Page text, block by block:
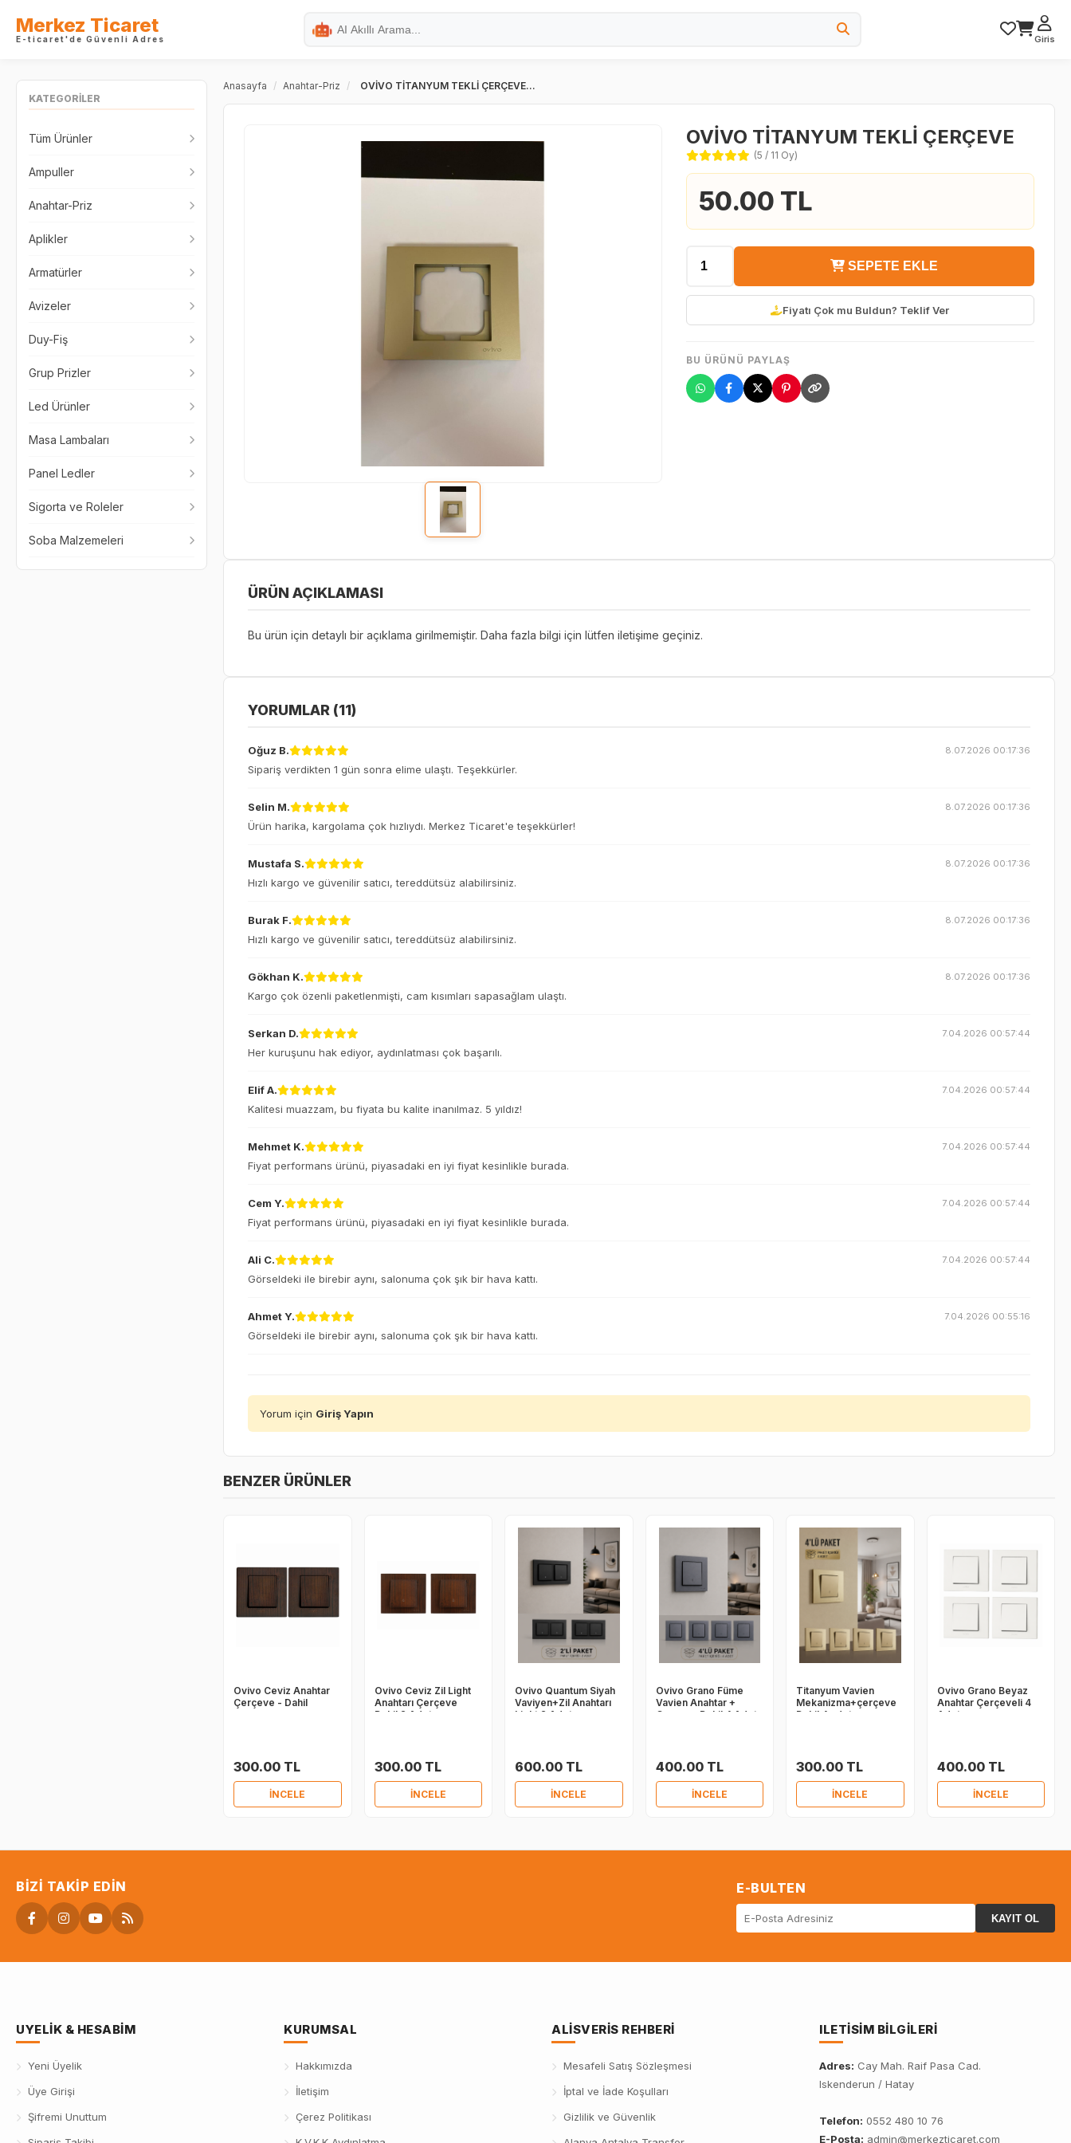
Merkez Ticaret
E-ticaret'de Güvenli Adres Giris
KATEGORİLER
Tüm Ürünler
Ampuller
Anahtar-Priz
Aplikler
Armatürler
Avizeler
Duy-Fiş
Grup Prizler
Led Ürünler
Masa Lambaları
Panel Ledler
Sigorta ve Roleler
Soba Malzemeleri
Anasayfa / Anahtar-Priz / OVİVO TİTANYUM TEKLİ ÇERÇEVE...
OVİVO TİTANYUM TEKLİ ÇERÇEVE
(5 / 11 Oy)
50.00 TL
SEPETE EKLE
Fiyatı Çok mu Buldun? Teklif Ver
BU ÜRÜNÜ PAYLAŞ
ÜRÜN AÇIKLAMASI
Bu ürün için detaylı bir açıklama girilmemiştir. Daha fazla bilgi için lütfen iletişime geçiniz.
YORUMLAR (11)
Oğuz B. 8.07.2026 00:17:36
Sipariş verdikten 1 gün sonra elime ulaştı. Teşekkürler.
Selin M. 8.07.2026 00:17:36
Ürün harika, kargolama çok hızlıydı. Merkez Ticaret'e teşekkürler!
Mustafa S. 8.07.2026 00:17:36
Hızlı kargo ve güvenilir satıcı, tereddütsüz alabilirsiniz.
Burak F. 8.07.2026 00:17:36
Hızlı kargo ve güvenilir satıcı, tereddütsüz alabilirsiniz.
Gökhan K. 8.07.2026 00:17:36
Kargo çok özenli paketlenmişti, cam kısımları sapasağlam ulaştı.
Serkan D. 7.04.2026 00:57:44
Her kuruşunu hak ediyor, aydınlatması çok başarılı.
Elif A. 7.04.2026 00:57:44
Kalitesi muazzam, bu fiyata bu kalite inanılmaz. 5 yıldız!
Mehmet K. 7.04.2026 00:57:44
Fiyat performans ürünü, piyasadaki en iyi fiyat kesinlikle burada.
Cem Y. 7.04.2026 00:57:44
Fiyat performans ürünü, piyasadaki en iyi fiyat kesinlikle burada.
Ali C. 7.04.2026 00:57:44
Görseldeki ile birebir aynı, salonuma çok şık bir hava kattı.
Ahmet Y. 7.04.2026 00:55:16
Görseldeki ile birebir aynı, salonuma çok şık bir hava kattı.
Yorum için Giriş Yapın
BENZER ÜRÜNLER
Ovivo Ceviz Anahtar
Çerçeve - Dahil
300.00 TL
İNCELE
Ovivo Ceviz Zil Light
Anahtarı Çerçeve
Dahil 2 Adet
300.00 TL
İNCELE
Ovivo Quantum Siyah
Vaviyen+Zil Anahtarı
Light 2 Adet
600.00 TL
İNCELE
Ovivo Grano Füme
Vavien Anahtar +
Çerçeve Dahil 4 Adet
400.00 TL
İNCELE
Titanyum Vavien
Mekanizma+çerçeve
Dahil 4 adet
300.00 TL
İNCELE
Ovivo Grano Beyaz
Anahtar Çerçeveli 4
Adet
400.00 TL
İNCELE
BIZI TAKIP EDIN E-BULTEN
KAYIT OL
UYELIK & HESABIM
Yeni Üyelik
Üye Girişi
Şifremi Unuttum
KURUMSAL
Hakkımızda
İletişim
Çerez Politikası
ALISVERIS REHBERI
Mesafeli Satış Sözleşmesi
İptal ve İade Koşulları
Gizlilik ve Güvenlik
ILETISIM BILGILERI
Adres: Cay Mah. Raif Pasa Cad.
Iskenderun / Hatay
Telefon: 0552 480 10 76
E-Posta: admin@merkezticaret.com